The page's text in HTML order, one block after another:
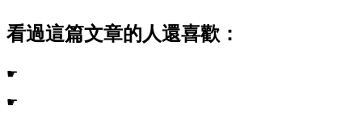
看過這篇文章的人還喜歡：
☛
☛